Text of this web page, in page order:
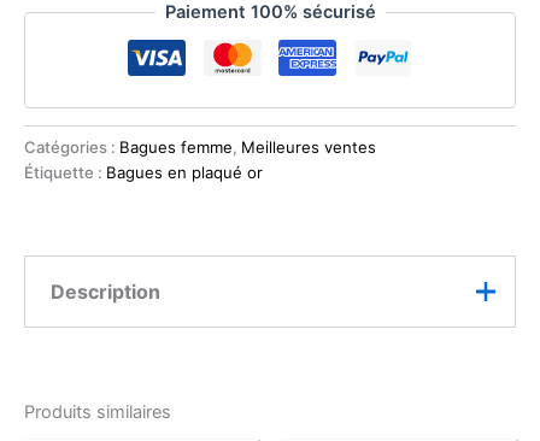
Paiement 100% sécurisé
Catégories : Bagues femme, Meilleures ventes
Étiquette : Bagues en plaqué or
Description
magnifiquement la lumière. Son design sculptural et
Produits similaires